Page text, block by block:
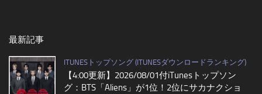
最新記事
ITUNESトップソング (ITUNESダウンロードランキング)
【4:00更新】2026/08/01付iTunesトップソン
グ：BTS「Aliens」が1位！2位にサカナクショ